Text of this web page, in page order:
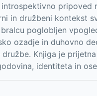
introspektivno pripoved
in družbeni kontekst
poglobljen
ozadje in duhovno
družbe. Knjiga je
identiteta in